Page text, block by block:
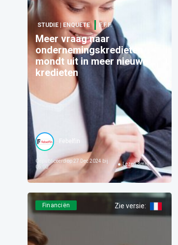
STUDIE | ENQUETE F.F.F.
Meer vraag naar
ondernemingskredieten
mondt uit in meer nieuwe
kredieten ​
Febelfin
Gepubliceerd op27 Dec 2024 bij
05:00
Lezen3min
Financiën Zie versie: